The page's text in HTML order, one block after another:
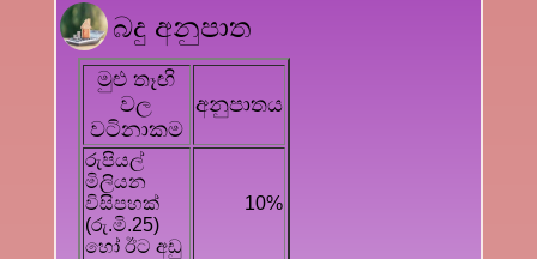
බදු අනුපාත
මුළු තෑඟි
වල
වටිනාකම
අනුපාතය
රුපියල්
මිලියන
විසිපහක්
(රු.මි.25)
හෝ ඊට අඩු
10%